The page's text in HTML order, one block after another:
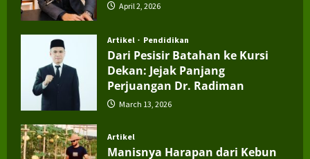
April 2, 2026
Artikel Pendidikan
Dari Pesisir Batahan ke Kursi
Dekan: Jejak Panjang
Perjuangan Dr. Radiman
March 13, 2026
Artikel
Manisnya Harapan dari Kebun